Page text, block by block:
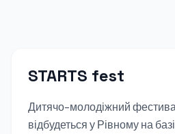
STARTS fest
Дитячо-молодіжний
відбудеться у Рівному на